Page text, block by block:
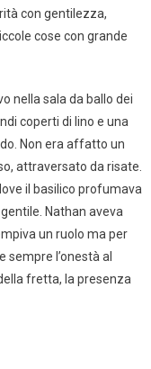
con gentilezza,
cose con grande
nella sala da ballo dei
coperti di lino e una
Non era affatto un
attraversato da risate.
il basilico profumava
Nathan aveva
un ruolo ma per
sempre l’onestà al
fretta, la presenza